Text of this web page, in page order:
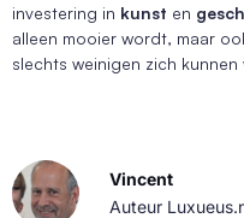
investering in kunst en
alleen mooier wordt, maar
slechts weinigen zich
Vincent
Auteur